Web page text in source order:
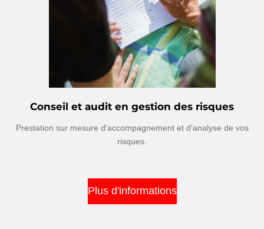
Conseil et audit en gestion des risques
Prestation sur mesure d'accompagnement et d'analyse de vos
risques.
Plus d'informations